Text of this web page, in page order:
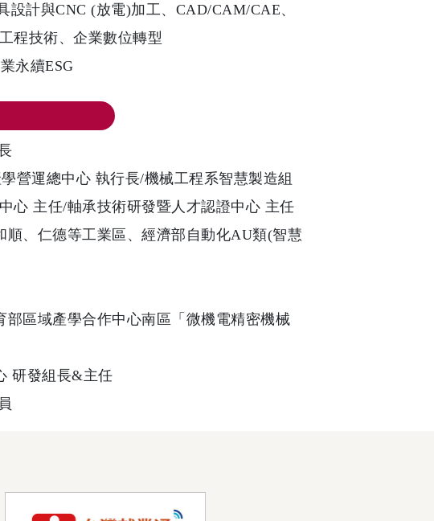
設計與CNC (放電)加工、CAD/CAM/CAE、
程技術、企業數位轉型
永續ESG
營運總中心 執行長/機械工程系智慧製造組
心 主任/軸承技術研發暨人才認證中心 主任
、仁德等工業區、經濟部自動化AU類(智慧
區域產學合作中心南區「微機電精密機械
研發組長&主任